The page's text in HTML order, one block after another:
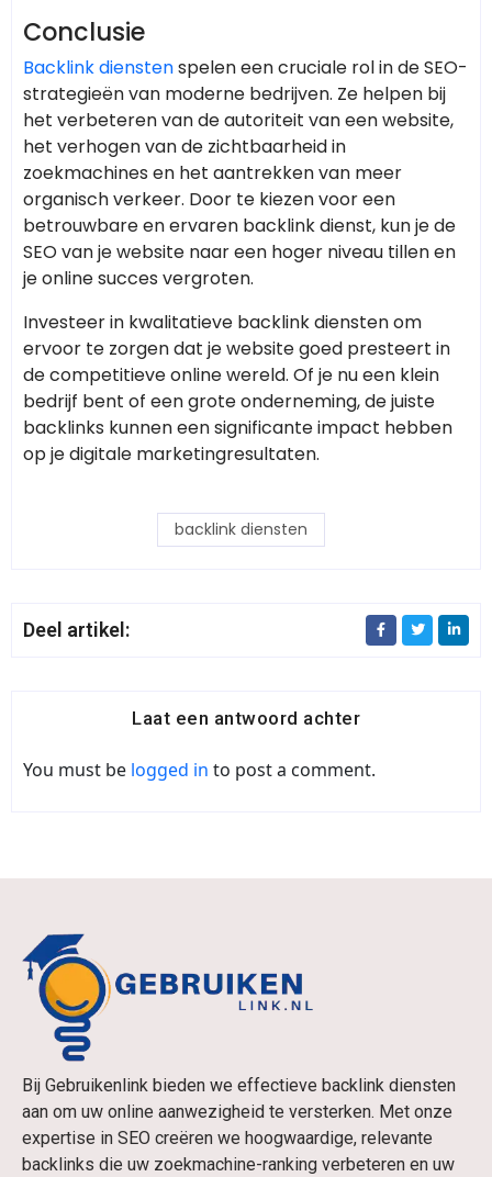
Conclusie
Backlink dienstenspelen een cruciale rol in de SEO-
strategieën van moderne bedrijven. Ze helpen bij
het verbeteren van de autoriteit van een website,
het verhogen van de zichtbaarheid in
zoekmachines en het aantrekken van meer
organisch verkeer. Door te kiezen voor een
betrouwbare en ervaren backlink dienst, kun je de
SEO van je website naar een hoger niveau tillen en
je online succes vergroten.
Investeer in kwalitatieve backlink diensten om
ervoor te zorgen dat je website goed presteert in
de competitieve online wereld. Of je nu een klein
bedrijf bent of een grote onderneming, de juiste
backlinks kunnen een significante impact hebben
op je digitale marketingresultaten.
backlink diensten
Deel artikel:
Laat een antwoord achter
You must be logged in to post a comment.
Bij Gebruikenlink bieden we effectieve backlink diensten
aan om uw online aanwezigheid te versterken. Met onze
expertise in SEO creëren we hoogwaardige, relevante
backlinks die uw zoekmachine-ranking verbeteren en uw